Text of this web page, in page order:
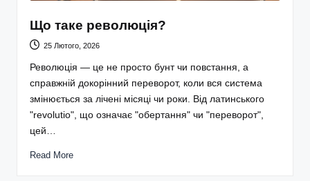
Що таке революція?
25 Лютого, 2026
Революція — це не просто бунт чи повстання, а
справжній докорінний переворот, коли вся система
змінюється за лічені місяці чи роки. Від латинського
"revolutio", що означає "обертання" чи "переворот",
цей…
Read More